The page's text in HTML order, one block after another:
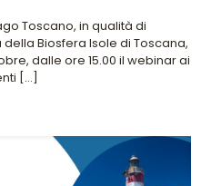
Toscano, in qualità di
Biosfera Isole di Toscana,
dalle ore 15.00 il webinar ai
[…]